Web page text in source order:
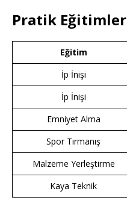
Pratik Eğitimler
Eğitim
İp İnişi
İp İnişi
Emniyet Alma
Spor Tırmanış
Malzeme Yerleştirme
Kaya Teknik